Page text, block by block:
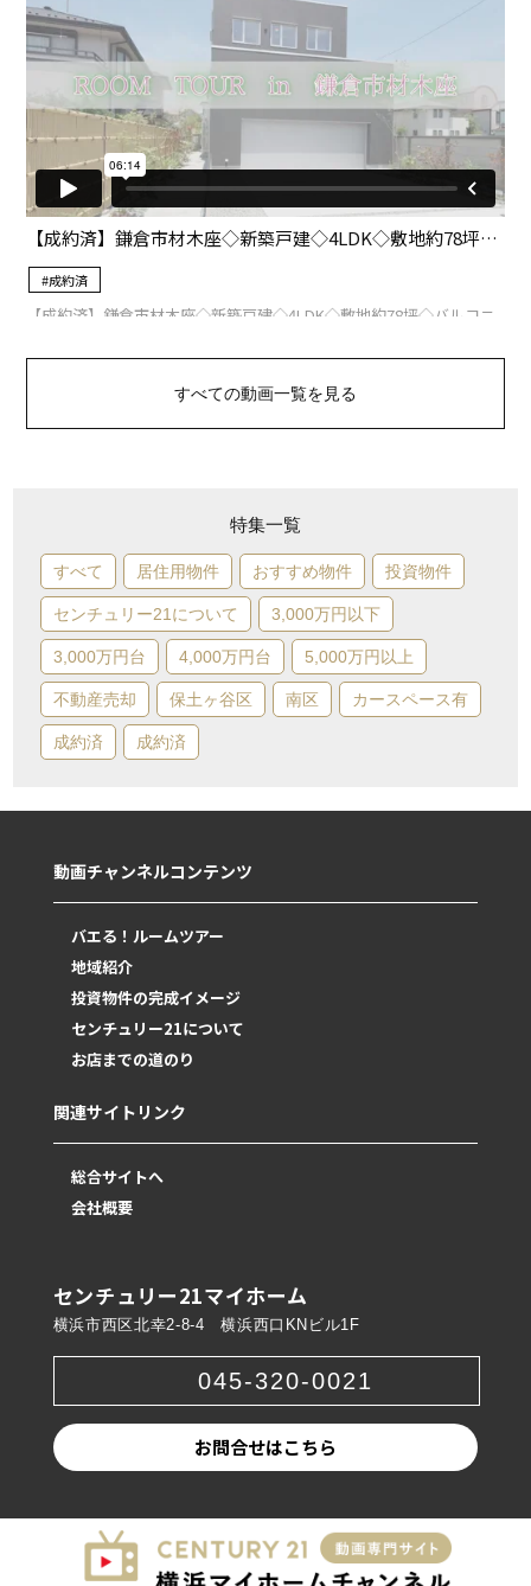
すべての動画一覧を見る
特集一覧
すべて 居住用物件 おすすめ物件 投資物件
センチュリー21について 3,000万円以下
3,000万円台 4,000万円台 5,000万円以上
不動産売却 保土ヶ谷区 南区 カースペース有
成約済 成約済
動画チャンネルコンテンツ
バエる！ルームツアー
地域紹介
投資物件の完成イメージ
センチュリー21について
お店までの道のり
関連サイトリンク
総合サイトへ
会社概要
センチュリー21マイホーム
横浜市西区北幸2-8-4 横浜西口KNビル1F
045-320-0021
お問合せはこちら